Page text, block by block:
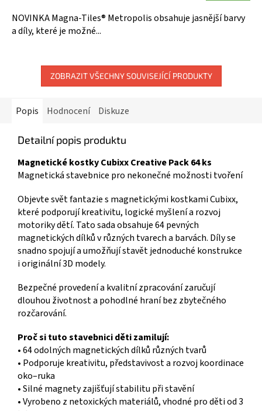
A
5,0
z
NOVINKA Magna-Tiles® Metropolis obsahuje jasnější barvy
a díly, které je možné...
ZOBRAZIT VŠECHNY SOUVISEJÍCÍ PRODUKTY
Popis Hodnocení Diskuze
Detailní popis produktu
Magnetické kostky Cubixx Creative Pack 64 ks
Magnetická stavebnice pro nekonečné možnosti tvoření
Objevte svět fantazie s magnetickými kostkami Cubixx,
které podporují kreativitu, logické myšlení a rozvoj
motoriky dětí. Tato sada obsahuje 64 pevných
magnetických dílků v různých tvarech a barvách. Díly se
snadno spojují a umožňují stavět jednoduché konstrukce
i originální 3D modely.
Bezpečné provedení a kvalitní zpracování zaručují
dlouhou životnost a pohodlné hraní bez zbytečného
rozčarování.
Proč si tuto stavebnici děti zamilují:
• 64 odolných magnetických dílků různých tvarů
• Podporuje kreativitu, představivost a rozvoj koordinace
oko–ruka
• Silné magnety zajišťují stabilitu při stavění
• Vyrobeno z netoxických materiálů, vhodné pro děti od 3